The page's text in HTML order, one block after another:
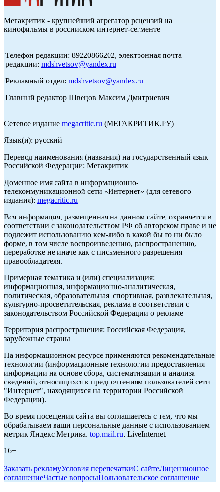
Мегакритик - крупнейший агрегатор рецензий на
кинофильмы в российском интернет-сегменте
Телефон редакции: 89220866202, электронная почта
редакции: mdshvetsov@yandex.ru
Рекламный отдел: mdshvetsov@yandex.ru
Главный редактор Швецов Максим Дмитриевич
Сетевое издание megacritic.ru (МЕГАКРИТИК.РУ)
Язык(и): русский
Перевод наименования (названия) на государственный язык
Российской Федерации: Мегакритик
Доменное имя сайта в информационно-
телекоммуникационной сети «Интернет» (для сетевого
издания): megacritic.ru
Вся информация, размещенная на данном сайте, охраняется в
соответствии с законодательством РФ об авторском праве и не
подлежит использованию кем-либо в какой бы то ни было
форме, в том числе воспроизведению, распространению,
переработке не иначе как с письменного разрешения
правообладателя.
Примерная тематика и (или) специализация:
информационная, информационно-аналитическая,
политическая, образовательная, спортивная, развлекательная,
культурно-просветительская, реклама в соответствии с
законодательством Российской Федерации о рекламе
Территория распространения: Российская Федерация,
зарубежные страны
На информационном ресурсе применяются рекомендательные
технологии (информационные технологии предоставления
информации на основе сбора, систематизации и анализа
сведений, относящихся к предпочтениям пользователей сети
"Интернет", находящихся на территории Российской
Федерации).
Во время посещения сайта вы соглашаетесь с тем, что мы
обрабатываем ваши персональные данные с использованием
метрик Яндекс Метрика, top.mail.ru, LiveInternet.
16+
Заказать рекламуУсловия перепечаткиО сайтеЛицензионное
соглашениеЧастые вопросыПользовательское соглашение